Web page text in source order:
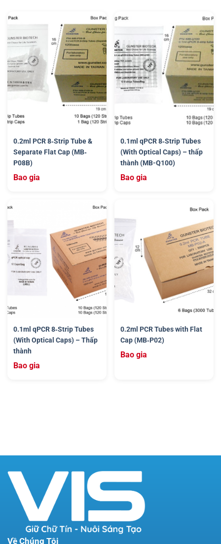
0.2ml PCR 8‐Strip Tube &
Separate Flat Cap (MB‐
P08B)
Bao gia
0.1ml qPCR 8‐Strip Tubes
(With Optical Caps) – thấp
thành (MB-Q100)
Bao gia
0.1ml qPCR 8‐Strip Tubes
(With Optical Caps) – Thấp
thành
Bao gia
0.2ml PCR Tubes with Flat
Cap (MB‐P02)
Bao gia
Về Chúng Tôi